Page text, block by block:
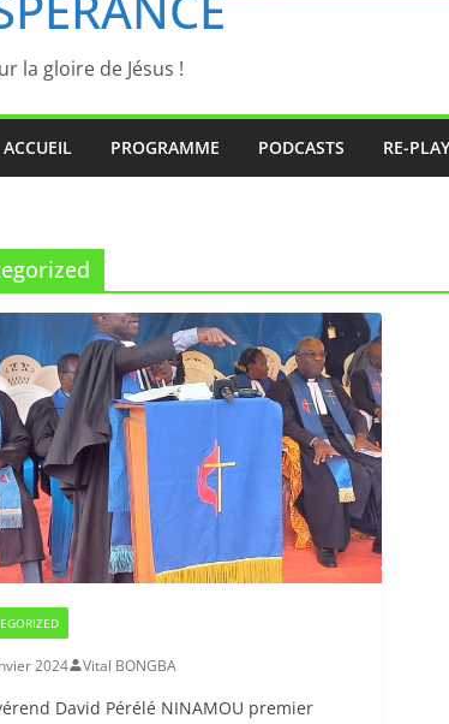
la gloire de Jésus !
ACCUEIL PROGRAMME PODCASTS RE-PLAY
2024 Vital BONGBA
David Pérélé NINAMOU premier